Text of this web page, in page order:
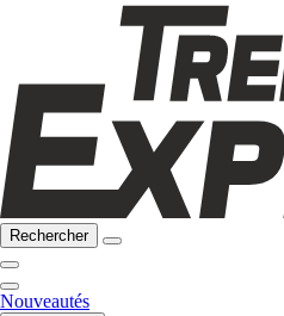
Rechercher
Nouveautés